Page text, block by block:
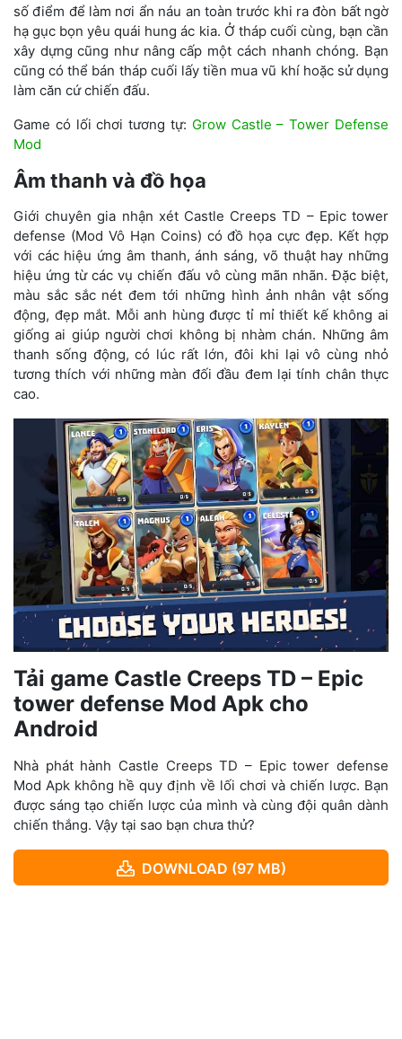
số điểm để làm nơi ẩn náu an toàn trước khi ra đòn bất ngờ
hạ gục bọn yêu quái hung ác kia. Ở tháp cuối cùng, bạn cần
xây dựng cũng như nâng cấp một cách nhanh chóng. Bạn
cũng có thể bán tháp cuối lấy tiền mua vũ khí hoặc sử dụng
làm căn cứ chiến đấu.
Game có lối chơi tương tự: Grow Castle – Tower Defense
Mod
Âm thanh và đồ họa
Giới chuyên gia nhận xét Castle Creeps TD – Epic tower
defense (Mod Vô Hạn Coins) có đồ họa cực đẹp. Kết hợp
với các hiệu ứng âm thanh, ánh sáng, võ thuật hay những
hiệu ứng từ các vụ chiến đấu vô cùng mãn nhãn. Đặc biệt,
màu sắc sắc nét đem tới những hình ảnh nhân vật sống
động, đẹp mắt. Mỗi anh hùng được tỉ mỉ thiết kế không ai
giống ai giúp người chơi không bị nhàm chán. Những âm
thanh sống động, có lúc rất lớn, đôi khi lại vô cùng nhỏ
tương thích với những màn đối đầu đem lại tính chân thực
cao.
Tải game Castle Creeps TD – Epic
tower defense Mod Apk cho
Android
Nhà phát hành Castle Creeps TD – Epic tower defense
Mod Apk không hề quy định về lối chơi và chiến lược. Bạn
được sáng tạo chiến lược của mình và cùng đội quân dành
chiến thắng. Vậy tại sao bạn chưa thử?
DOWNLOAD (97 MB)